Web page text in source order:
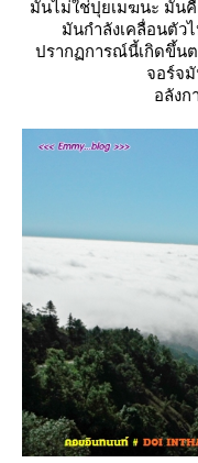
มันไม่ใช่ปุยเมฆนะ มัน
มันกำลังเคลื่อนตัว
ปรากฏการณ์นี้เกิดขึ้นต
จอร์จ
อลังก